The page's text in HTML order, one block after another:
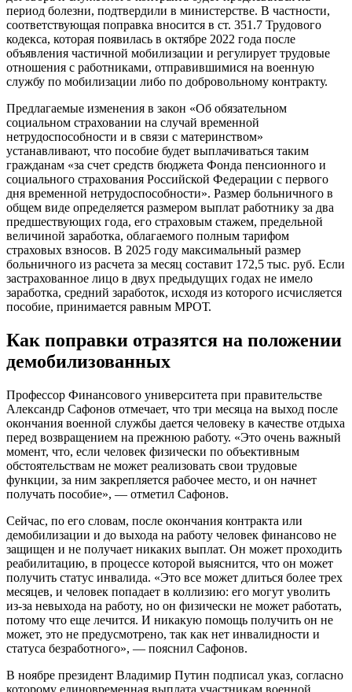
период болезни, подтвердили в министерстве. В частности,
соответствующая поправка вносится в ст. 351.7 Трудового
кодекса, которая появилась в октябре 2022 года после
объявления частичной мобилизации и регулирует трудовые
отношения с работниками, отправившимися на военную
службу по мобилизации либо по добровольному контракту.
Предлагаемые изменения в закон «Об обязательном
социальном страховании на случай временной
нетрудоспособности и в связи с материнством»
устанавливают, что пособие будет выплачиваться таким
гражданам «за счет средств бюджета Фонда пенсионного и
социального страхования Российской Федерации с первого
дня временной нетрудоспособности». Размер больничного в
общем виде определяется размером выплат работнику за два
предшествующих года, его страховым стажем, предельной
величиной заработка, облагаемого полным тарифом
страховых взносов. В 2025 году максимальный размер
больничного из расчета за месяц составит 172,5 тыс. руб. Если
застрахованное лицо в двух предыдущих годах не имело
заработка, средний заработок, исходя из которого исчисляется
пособие, принимается равным МРОТ.
Как поправки отразятся на положении
демобилизованных
Профессор Финансового университета при правительстве
Александр Сафонов отмечает, что три месяца на выход после
окончания военной службы дается человеку в качестве отдыха
перед возвращением на прежнюю работу. «Это очень важный
момент, что, если человек физически по объективным
обстоятельствам не может реализовать свои трудовые
функции, за ним закрепляется рабочее место, и он начнет
получать пособие», — отметил Сафонов.
Сейчас, по его словам, после окончания контракта или
демобилизации и до выхода на работу человек финансово не
защищен и не получает никаких выплат. Он может проходить
реабилитацию, в процессе которой выяснится, что он может
получить статус инвалида. «Это все может длиться более трех
месяцев, и человек попадает в коллизию: его могут уволить
из-за невыхода на работу, но он физически не может работать,
потому что еще лечится. И никакую помощь получить он не
может, это не предусмотрено, так как нет инвалидности и
статуса безработного», — пояснил Сафонов.
В ноябре президент Владимир Путин подписал указ, согласно
которому единовременная выплата участникам военной